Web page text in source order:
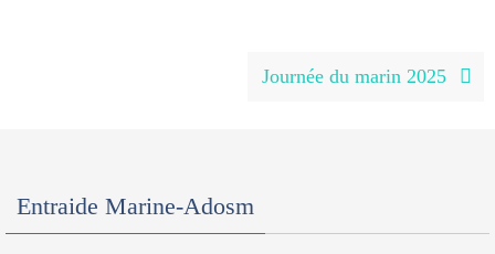
Journée du marin 2025
Entraide Marine-Adosm